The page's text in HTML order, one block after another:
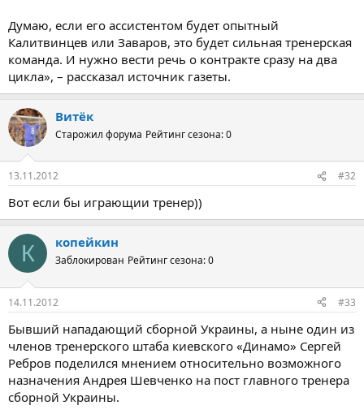
Думаю, если его ассистентом будет опытный
Калитвинцев или Заваров, это будет сильная тренерская
команда. И нужно вести речь о контракте сразу на два
цикла», – рассказал источник газеты.
Витёк
Старожил форума Рейтинг сезона: 0
13.11.2012 #32
Вот если бы играющии тренер))
К копейкин
Заблокирован Рейтинг сезона: 0
14.11.2012 #33
Бывший нападающий сборной Украины, а ныне один из
членов тренерского штаба киевского «Динамо» Сергей
Ребров поделился мнением относительно возможного
назначения Андрея Шевченко на пост главного тренера
сборной Украины.